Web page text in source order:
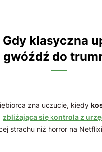
gwóźdź do
zna uczucie, kiedy
zbliżająca się kontrola z
strachu niż horror na